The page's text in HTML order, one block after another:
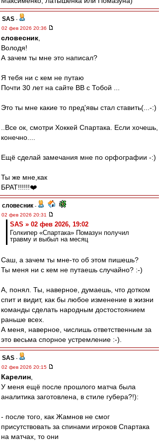
SAS -
02 фев 2026 20:36
словесник
Володя!
А зачем ты мне это написал?
Я тебя ни с кем не путаю
Почти 30 лет на сайте ВВ с Тобой ...
Это ты мне какие то пред'явы стал ставить(...-:)
..Все ок, смотри Хоккей Спартака. Если хочешь,
конечно....
Ещё сделай замечания мне по орфографии -:)
Ты же мне,как
БРАТ!!!!!!❤️
словесник -
02 фев 2026 20:31
SAS » 02 фев 2026, 19:02
Голкипер «Спартака» Помазун получил
травму и выбыл на месяц
Саш, а зачем ты мне-то об этом пишешь?
Ты меня ни с кем не путаешь случайно? :-)
А, понял. Ты, наверное, думаешь, что дотком
спит и видит, как бы любое изменение в жизни
команды сделать народным достостоянием
раньше всех.
А меня, наверное, числишь ответственным за
это весьма спорное устремление :-).
SAS -
02 фев 2026 20:15
Карелин
У меня ещё после прошлого матча была
аналитика заготовлена, в стиле губера?!):
- после того, как Жамнов не смог
присутствовать за спинами игроков Спартака
на матчах, то они